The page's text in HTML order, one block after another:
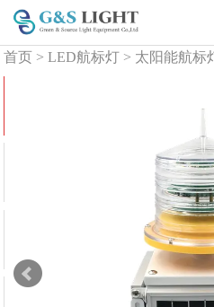
首页 >LED航标灯 > 太阳能航标